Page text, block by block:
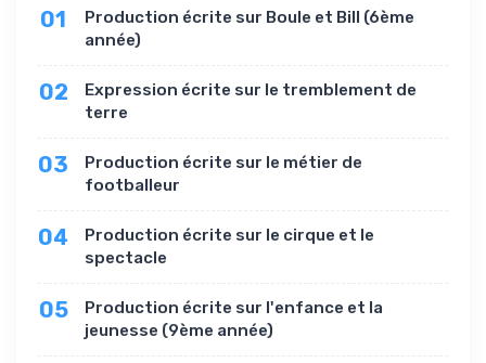
01
Production écrite sur Boule et Bill (6ème
année)
02
Expression écrite sur le tremblement de
terre
03
Production écrite sur le métier de
footballeur
04
Production écrite sur le cirque et le
spectacle
05
Production écrite sur l'enfance et la
jeunesse (9ème année)